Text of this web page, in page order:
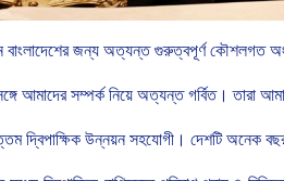
বাংলাদেশের জন্য অত্যন্ত গুরুত্বপূর্ণ কৌশলগত
আমাদের সম্পর্ক নিয়ে অত্যন্ত গর্বিত। তারা
দ্বিপাক্ষিক উন্নয়ন সহযোগী। দেশটি অনেক